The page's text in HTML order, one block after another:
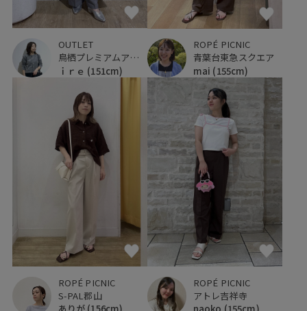
OUTLET
鳥栖プレミアムアウトレット
ｉｒｅ (151cm)
ROPÉ PICNIC
青葉台東急スクエア
mai (155cm)
ROPÉ PICNIC
S-PAL郡山
ROPÉ PICNIC
アトレ吉祥寺